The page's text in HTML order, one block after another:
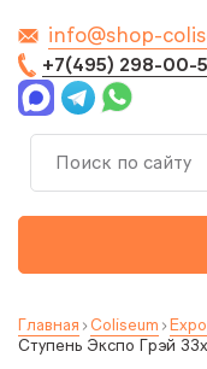
info@shop-
+7(495) 298-00-
Главная Coliseum
Ступень Экспо Грэй